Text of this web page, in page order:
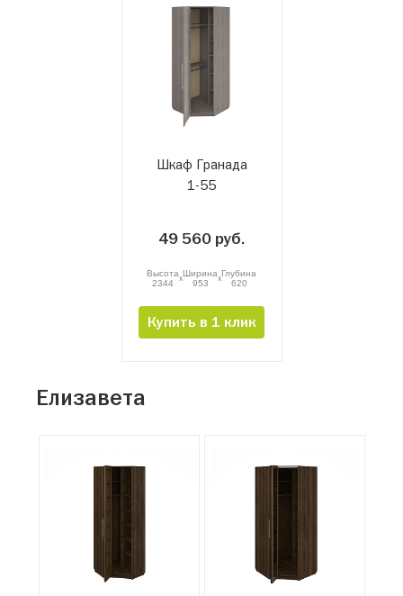
Шкаф Гранада
1-55
49 560 руб.
Высота
2344
xШирина
953
xГлубина
620
Купить в 1 клик
Елизавета